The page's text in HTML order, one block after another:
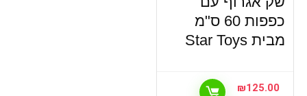
כפפות 60 ס"מ
מבית Star Toys
₪125.00